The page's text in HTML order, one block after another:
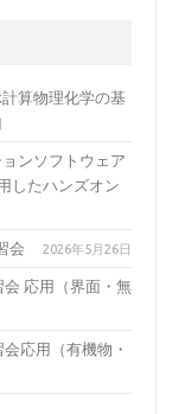
算物理化学の基
ンソフトウェア
したハンズオン
会 2026年5月26日
会 応用（界面・無
応用（有機物・